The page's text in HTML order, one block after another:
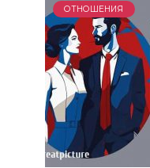
ОТНОШЕНИЯ